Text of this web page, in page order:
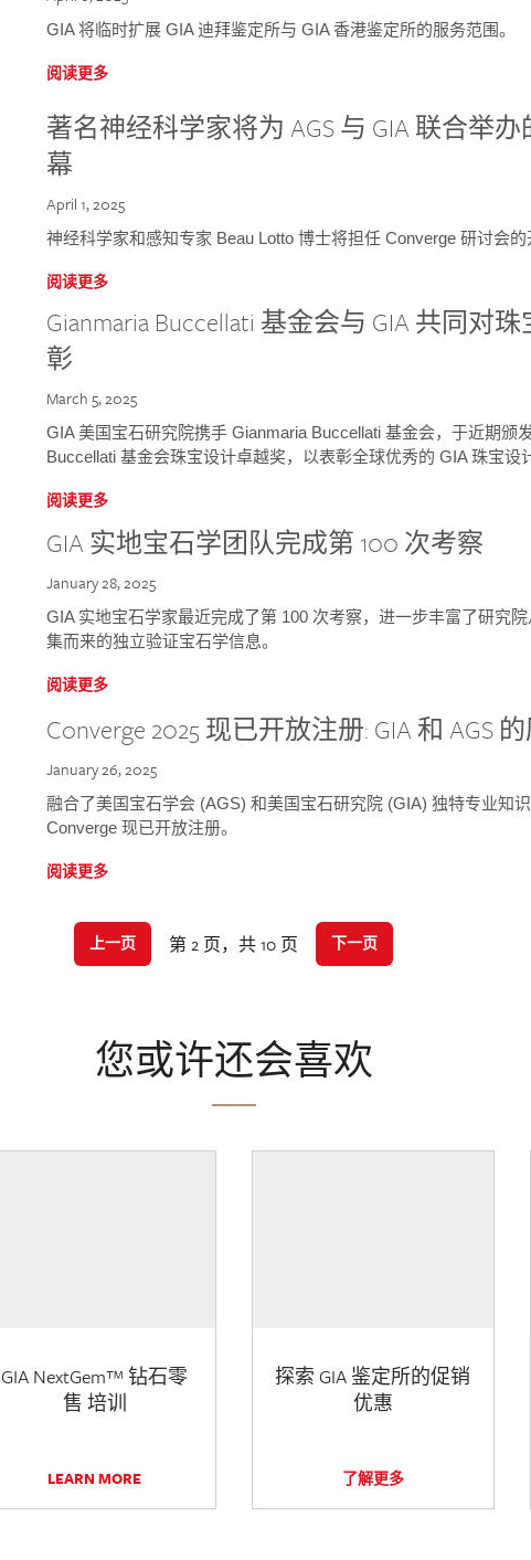
GIA 将临时扩展 GIA 迪拜鉴定所与 GIA 香港鉴定所的服务范围。
阅读更多
著名神经科学家将为 AGS 与 GIA 联合举办
幕
April 1, 2025
神经科学家和感知专家 Beau Lotto 博士将担任 Converge 研讨会
阅读更多
Gianmaria Buccellati 基金会与 GIA 共同对
彰
March 5, 2025
GIA 美国宝石研究院携手 Gianmaria Buccellati 基金会，于近期颁
Buccellati 基金会珠宝设计卓越奖，以表彰全球优秀的 GIA 珠宝设
阅读更多
GIA 实地宝石学团队完成第 100 次考察
January 28, 2025
GIA 实地宝石学家最近完成了第 100 次考察，进一步丰富了研究
集而来的独立验证宝石学信息。
阅读更多
Converge 2025 现已开放注册: GIA 和 AGS
January 26, 2025
融合了美国宝石学会 (AGS) 和美国宝石研究院 (GIA) 独特专业知
Converge 现已开放注册。
阅读更多
上一页 第 2 页，共 10 页 下一页
您或许还会喜欢
GIA NextGem™ 钻石零
售 培训
LEARN MORE
探索 GIA 鉴定所的促销
优惠
了解更多